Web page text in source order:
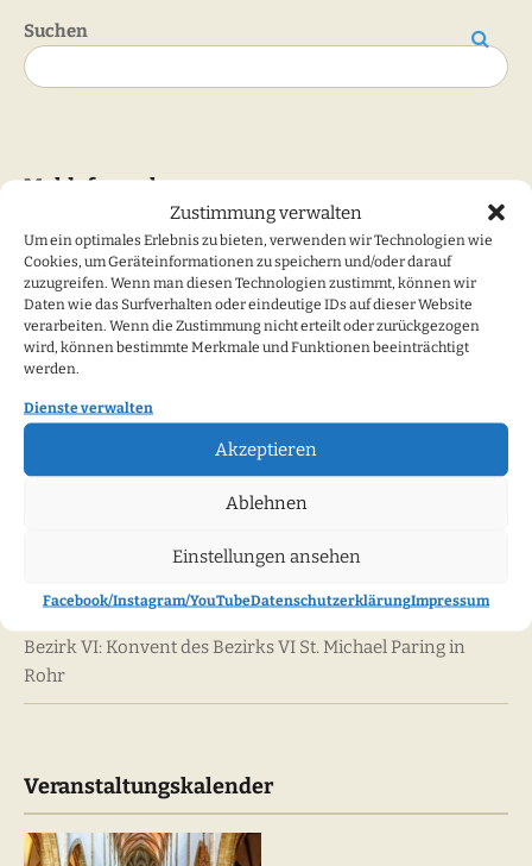
Zustimmung verwalten
Um ein optimales Erlebnis zu bieten, verwenden wir Technologien wie
Cookies, um Geräteinformationen zu speichern und/oder darauf
zuzugreifen. Wenn man diesen Technologien zustimmt, können wir
Daten wie das Surfverhalten oder eindeutige IDs auf dieser Website
verarbeiten. Wenn die Zustimmung nicht erteilt oder zurückgezogen
wird, können bestimmte Merkmale und Funktionen beeinträchtigt
werden.
Dienste verwalten
Akzeptieren
Ablehnen
Einstellungen ansehen
Facebook/Instagram/YouTubeDatenschutzerklärungImpressum
Suchen
Meldeformulare
Ich will Mitglied werden
Newsletter - Anmeldung
Fehler/Anregungen
Kategorien
Bezirk VI: Konvent des Bezirks VI St. Michael Paring in
Rohr
Veranstaltungskalender